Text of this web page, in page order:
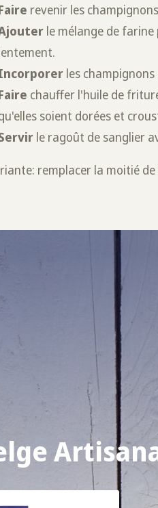
revenir les
le mélange de
les
chauffer l'huile de
soient dorées et
le ragoût de sanglier
remplacer la moitié